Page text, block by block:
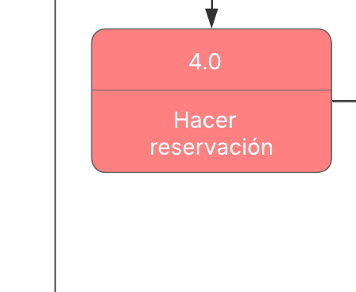
Esta plantilla de diagrama de flujo de datos (lógico) puede ayudarte
Trazar el flujo de información para cualquier proceso/sistema.
Visualizar procesos de negocios.